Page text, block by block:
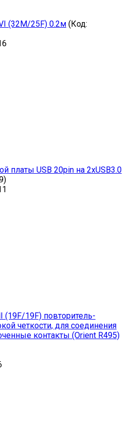
(32M/25F) 0.2м (Код:
платы USB 20pin на 2xUSB3.0
)
19F) повторитель-
четкости, для соединения
контакты (Orient R495)